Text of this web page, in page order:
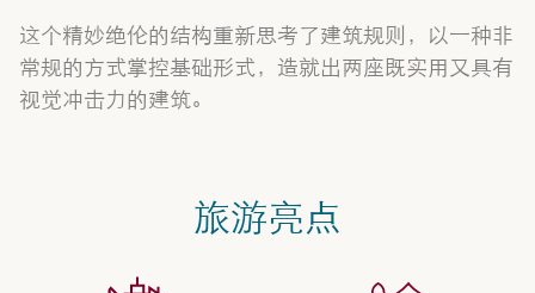
这个精妙绝伦的结构重新思考了建筑规则，以一种非
常规的方式掌控基础形式，造就出两座既实用又具有
视觉冲击力的建筑。
旅游亮点